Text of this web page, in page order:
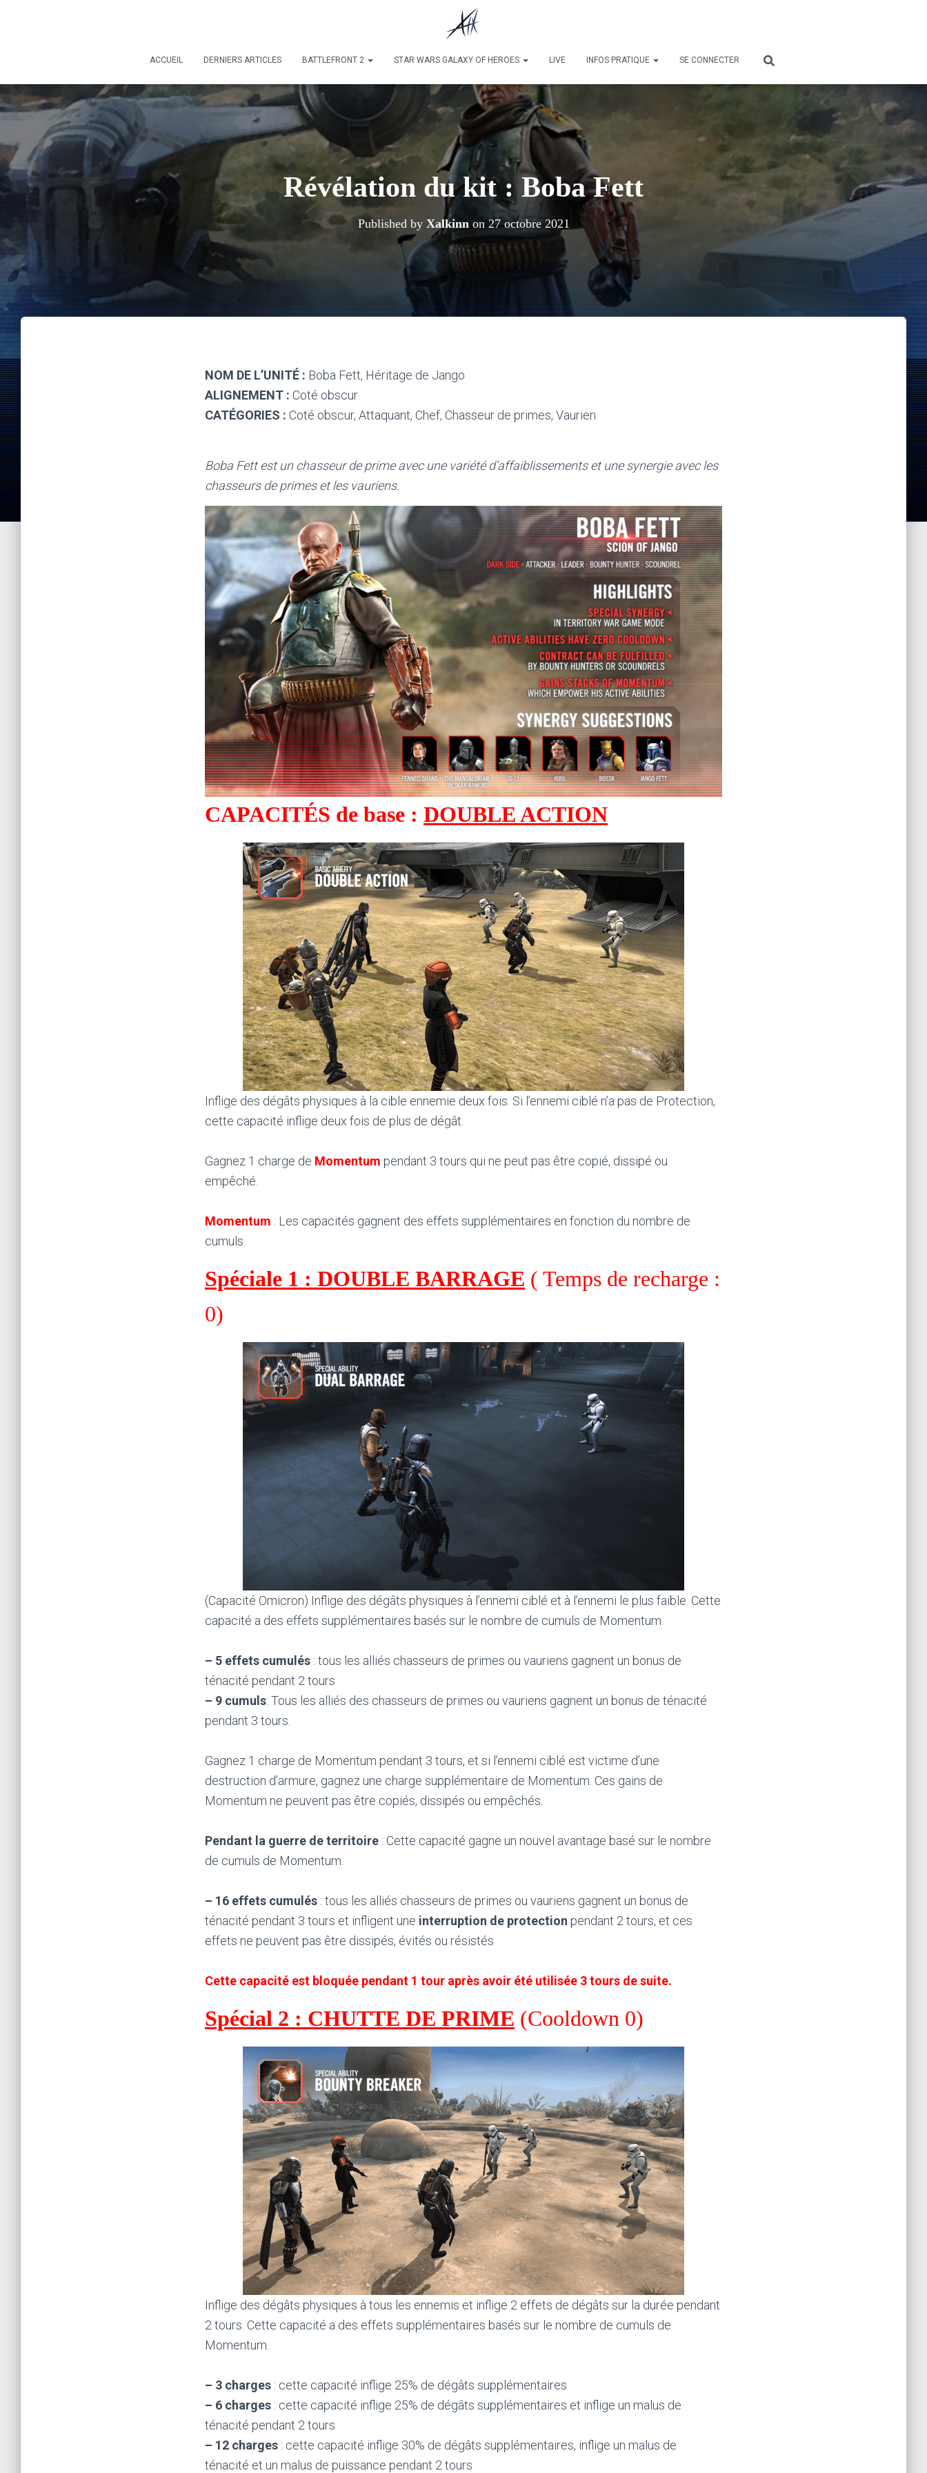
ACCUEIL DERNIERS ARTICLES BATTLEFRONT 2 STAR WARS GALAXY OF HEROES LIVE INFOS PRATIQUE SE CONNECTER
Révélation du kit : Boba Fett
Published by Xalkinn on27 octobre 2021
NOM DE L’UNITÉ : Boba Fett, Héritage de Jango
ALIGNEMENT : Coté obscur
CATÉGORIES : Coté obscur, Attaquant, Chef, Chasseur de primes, Vaurien
Boba Fett est un chasseur de prime avec une variété d’affaiblissements et une synergie avec les
chasseurs de primes et les vauriens.
CAPACITÉS de base : DOUBLE ACTION
Inflige des dégâts physiques à la cible ennemie deux fois. Si l’ennemi ciblé n’a pas de Protection,
cette capacité inflige deux fois de plus de dégât.
Gagnez 1 charge de Momentum pendant 3 tours qui ne peut pas être copié, dissipé ou
empêché.
Momentum : Les capacités gagnent des effets supplémentaires en fonction du nombre de
cumuls.
Spéciale 1 : DOUBLE BARRAGE ( Temps de recharge :
0)
(Capacité Omicron) Inflige des dégâts physiques à l’ennemi ciblé et à l’ennemi le plus faible. Cette
capacité a des effets supplémentaires basés sur le nombre de cumuls de Momentum.
– 5 effets cumulés : tous les alliés chasseurs de primes ou vauriens gagnent un bonus de
ténacité pendant 2 tours
– 9 cumuls: Tous les alliés des chasseurs de primes ou vauriens gagnent un bonus de ténacité
pendant 3 tours.
Gagnez 1 charge de Momentum pendant 3 tours, et si l’ennemi ciblé est victime d’une
destruction d’armure, gagnez une charge supplémentaire de Momentum. Ces gains de
Momentum ne peuvent pas être copiés, dissipés ou empêchés.
Pendant la guerre de territoire : Cette capacité gagne un nouvel avantage basé sur le nombre
de cumuls de Momentum.
– 16 effets cumulés : tous les alliés chasseurs de primes ou vauriens gagnent un bonus de
ténacité pendant 3 tours et infligent une interruption de protection pendant 2 tours, et ces
effets ne peuvent pas être dissipés, évités ou résistés
Cette capacité est bloquée pendant 1 tour après avoir été utilisée 3 tours de suite.
Spécial 2 : CHUTTE DE PRIME (Cooldown 0)
Inflige des dégâts physiques à tous les ennemis et inflige 2 effets de dégâts sur la durée pendant
2 tours. Cette capacité a des effets supplémentaires basés sur le nombre de cumuls de
Momentum.
– 3 charges : cette capacité inflige 25% de dégâts supplémentaires
– 6 charges : cette capacité inflige 25% de dégâts supplémentaires et inflige un malus de
ténacité pendant 2 tours
– 12 charges : cette capacité inflige 30% de dégâts supplémentaires, inflige un malus de
ténacité et un malus de puissance pendant 2 tours